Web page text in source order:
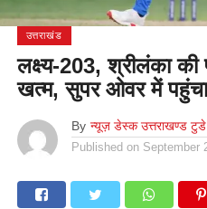
उत्तराखंड
लक्ष्य-203, श्रीलंका की
खत्म, सुपर ओवर में
By न्यूज़ डेस्क उत्तराखण्ड
Published on September